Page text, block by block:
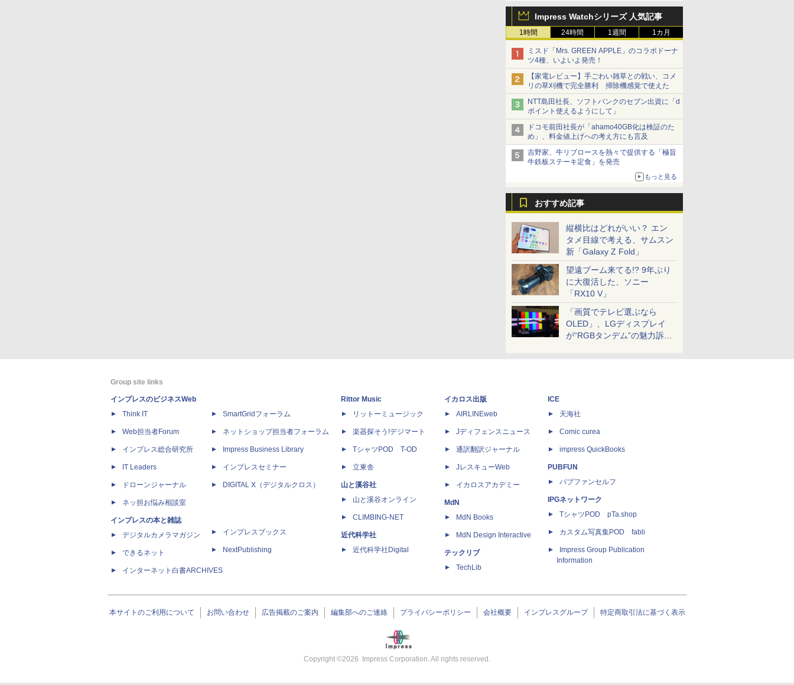
Impress Watchシリーズ 人気記事
1時間 24時間 1週間 1カ月
ミスド「Mrs. GREEN APPLE」のコラボドーナ
ツ4種、いよいよ発売！
【家電レビュー】手ごわい雑草との戦い、コメ
リの草刈機で完全勝利 掃除機感覚で使えた
NTT島田社長、ソフトバンクのセブン出資に「d
ポイント使えるようにして」
ドコモ前田社長が「ahamo40GB化は検証のた
め」、料金値上げへの考え方にも言及
吉野家、牛リブロースを熱々で提供する「極旨
牛鉄板ステーキ定食」を発売
もっと見る
おすすめ記事
縦横比はどれがいい？ エン
タメ目線で考える、サムスン
新「Galaxy Z Fold」
望遠ブーム来てる!? 9年ぶり
に大復活した、ソニー
「RX10 V」
「画質でテレビ選ぶなら
OLED」、LGディスプレイ
が“RGBタンデム”の魅力訴
Group site links
インプレスのビジネスWeb
Think IT
Web担当者Forum
インプレス総合研究所
IT Leaders
ドローンジャーナル
ネッ担お悩み相談室
インプレスの本と雑誌
デジタルカメラマガジン
できるネット
インターネット白書ARCHIVES
SmartGridフォーラム
ネットショップ担当者フォーラム
Impress Business Library
インプレスセミナー
DIGITAL X（デジタルクロス）
インプレスブックス
NextPublishing
Rittor Music
リットーミュージック
楽器探そう!デジマート
TシャツPOD T-OD
立東舎
山と溪谷社
山と溪谷オンライン
CLIMBING-NET
近代科学社
近代科学社Digital
イカロス出版
AIRLINEweb
Jディフェンスニュース
通訳翻訳ジャーナル
JレスキューWeb
イカロスアカデミー
MdN
MdN Books
MdN Design Interactive
テックリブ
TechLib
ICE
天海社
Comic curea
impress QuickBooks
PUBFUN
パブファンセルフ
IPGネットワーク
TシャツPOD pTa.shop
カスタム写真集POD fabli
Impress Group Publication
Information
本サイトのご利用について お問い合わせ 広告掲載のご案内 編集部へのご連絡 プライバシーポリシー 会社概要 インプレスグループ 特定商取引法に基づく表示
Copyright ©2026 Impress Corporation. All rights reserved.